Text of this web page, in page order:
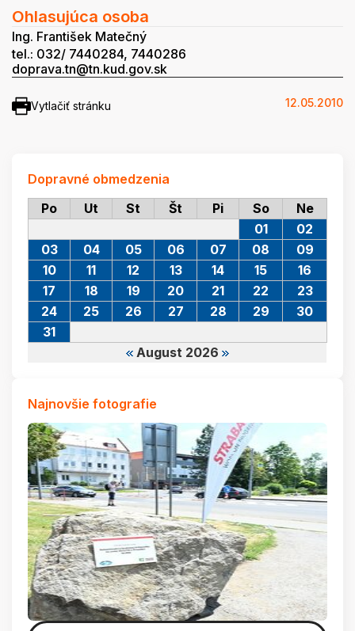
Ohlasujúca osoba
Ing. František Matečný
tel.: 032/ 7440284, 7440286
doprava.tn@tn.kud.gov.sk
Vytlačiť stránku 12.05.2010
Dopravné obmedzenia
Po
Ut St Št Pi So Ne
August 2026
01
02
03
04 05 06 07 08
09
10
11 12 13 14 15
16
17
18 19 20 21 22
23
24
25 26 27 28 29
30
31
Najnovšie fotografie